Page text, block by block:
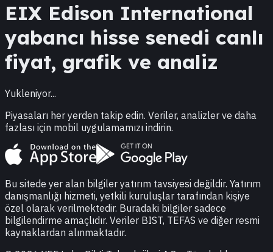
EIX Edison International
yabancı hisse senedi canlı
fiyat, grafik ve analiz
Yukleniyor...
Piyasaları her yerden takip edin. Veriler, analizler ve daha
fazlası için mobil uygulamamızı indirin.
Bu sitede yer alan bilgiler yatırım tavsiyesi değildir. Yatırım
danışmanlığı hizmeti, yetkili kuruluşlar tarafından kişiye
özel olarak verilmektedir. Buradaki bilgiler sadece
bilgilendirme amaçlıdır. Veriler BIST, TEFAS ve diğer resmi
kaynaklardan alınmaktadır.